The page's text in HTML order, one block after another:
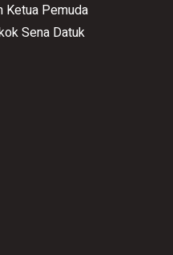
Ketua Pemuda
Sena Datuk